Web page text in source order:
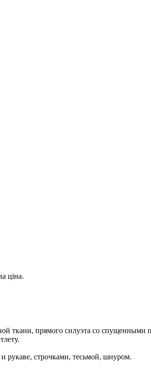
ціна.
ткани, прямого силуэта со
рукаве, строчками, тесьмой, шнуром.